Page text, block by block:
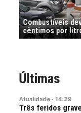
Combustíveis
cêntimos por
Últimas
Atualidade · 14:29
Três feridos